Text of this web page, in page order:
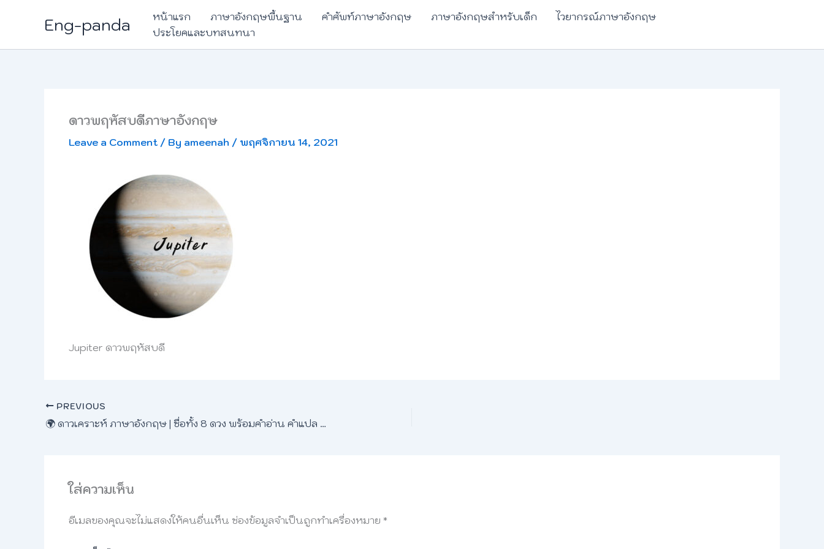
Eng-panda หน้าแรก ภาษาอังกฤษพื้นฐาน คำศัพท์ภาษาอังกฤษ ภาษาอังกฤษสำหรับเด็ก
ไวยากรณ์ภาษาอังกฤษ
ประโยคและบทสนทนา
ดาวพฤหัสบดีภาษาอังกฤษ
Leave a Comment / By ameenah / พฤศจิกายน 14, 2021
Jupiter ดาวพฤหัสบดี
PREVIOUS
🌍 ดาวเคราะห์ ภาษาอังกฤษ | ชื่อทั้ง 8 ดวง พร้อมคำอ่าน คำแปล และเรื่องน่ารู้!
ใส่ความเห็น
อีเมลของคุณจะไม่แสดงให้คนอื่นเห็น ช่องข้อมูลจำเป็นถูกทำเครื่องหมาย *